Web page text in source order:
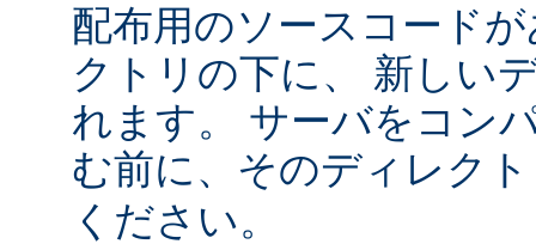
配布用のソースコード
クトリの下に、 新しい
れます。 サーバをコン
む前に、そのディレク
ください。